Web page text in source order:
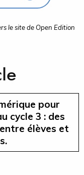
le site de Open Edition
pour
cycle 3 : des
élèves et